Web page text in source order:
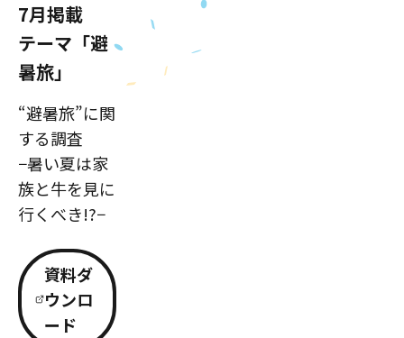
7月掲載
テーマ「避
暑旅」
“避暑旅”に関
する調査
−暑い夏は家
族と牛を見に
行くべき!?−
資料ダ
ウンロ
ード